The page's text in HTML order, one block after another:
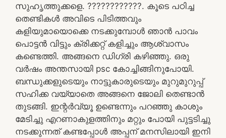
സുഹൃത്തുക്കളെ. ????????????. കൂടെ പഠിച്ച
തെണ്ടികൾ അവിടെ പിടിത്തവും
കളിയുമായൊക്കെ നടക്കുമ്പോൾ ഞാൻ പാവം
പൊട്ടൻ വിട്ടും ക്രിക്കറ്റ്‌ കളിച്ചും ആശ്വാസം
കണ്ടെത്തി. അങ്ങനെ ഡിഗ്രി കഴിഞ്ഞു. ഒരു
വർഷം അന്തസായി psc കോച്ചിങ്ങിനുപോയി.
ബന്ധുക്കളുടെയും നാട്ടുകാരുടെയും മുറുമുറുപ്പ്
സഹിക്ക വയ്യാതെ അങ്ങനെ ജോലി തെണ്ടാൻ
തുടങ്ങി. ഇന്റർവ്യൂ ഉണ്ടെന്നും പറഞ്ഞു കാശും
മേടിച്ചു എറണാകുളത്തിനും മറ്റും പോയി പുട്ടടിച്ചു
നടക്കുന്നത് കണ്ടപ്പോൾ അപ്പന് മനസിലായി ഇനി